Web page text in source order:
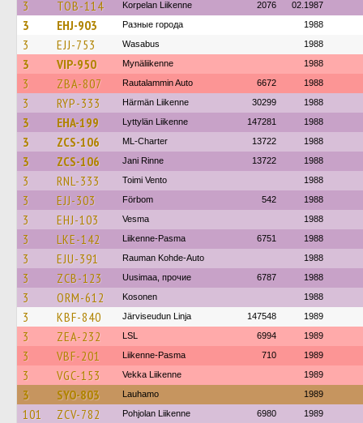
3 TOB-114 Korpelan Liikenne 2076 02.1987
3 EHJ-903 Разные города 1988
3 EJJ-753 Wasabus 1988
3 VIP-950 Mynäliikenne 1988
3 ZBA-807 Rautalammin Auto 6672 1988
3 RYP-333 Härmän Liikenne 30299 1988
3 EHA-199 Lyttylän Liikenne 147281 1988
3 ZCS-106 ML-Charter 13722 1988
3 ZCS-106 Jani Rinne 13722 1988
3 RNL-333 Toimi Vento 1988
3 EJJ-303 Förbom 542 1988
3 EHJ-103 Vesma 1988
3 LKE-142 Liikenne-Pasma 6751 1988
3 EJU-391 Rauman Kohde-Auto 1988
3 ZCB-123 Uusimaa, прочие 6787 1988
3 ORM-612 Kosonen 1988
3 KBF-840 Järviseudun Linja 147548 1989
3 ZEA-232 LSL 6994 1989
3 VBF-201 Liikenne-Pasma 710 1989
3 VGC-153 Vekka Liikenne 1989
3 SYO-803 Lauhamo 1989
101 ZCV-782 Pohjolan Liikenne 6980 1989